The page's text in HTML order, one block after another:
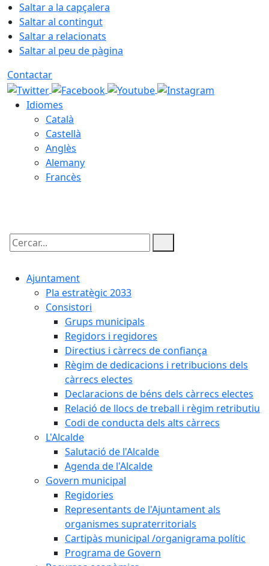
Saltar a la capçalera
Saltar al contingut
Saltar a relacionats
Saltar al peu de pàgina
Contactar
Idiomes
Català
Castellà
Anglès
Alemany
Francès
Cercar:
Ajuntament
Pla estratègic 2033
Consistori
Grups municipals
Regidors i regidores
Directius i càrrecs de confiança
Règim de dedicacions i retribucions dels
càrrecs electes
Declaracions de béns dels càrrecs electes
Relació de llocs de treball i règim retributiu
Codi de conducta dels alts càrrecs
L'Alcalde
Salutació de l'Alcalde
Agenda de l'Alcalde
Govern municipal
Regidories
Representants de l'Ajuntament als
organismes supraterritorials
Cartipàs municipal /organigrama polític
Programa de Govern